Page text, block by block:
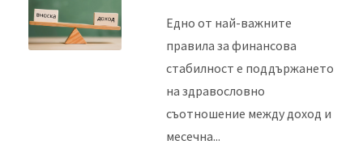
Едно от най-важните
правила за финансова
стабилност е поддържането
на здравословно
съотношение между доход и
месечна...